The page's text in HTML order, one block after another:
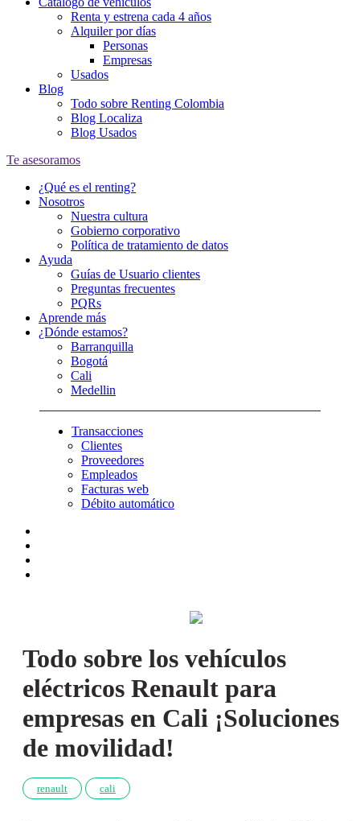
Renta y estrena cada 4 años
Alquiler por días
Personas
Empresas
Usados
Blog
Todo sobre Renting Colombia
Blog Localiza
Blog Usados
Te asesoramos
¿Qué es el renting?
Nosotros
Nuestra cultura
Gobierno corporativo
Política de tratamiento de datos
Ayuda
Guías de Usuario clientes
Preguntas frecuentes
PQRs
Aprende más
¿Dónde estamos?
Barranquilla
Bogotá
Cali
Medellin
Transacciones
Clientes
Proveedores
Empleados
Facturas web
Débito automático
Todo sobre los vehículos
eléctricos Renault para
empresas en Cali ¡Soluciones
de movilidad!
renault cali